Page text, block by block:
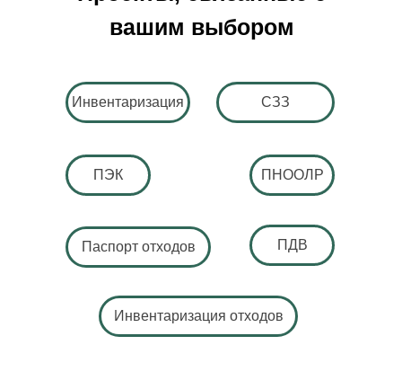
вашим выбором
ПНООЛР
ПДВ
ПЭК
Инвентаризация отходов
Паспорт отходов
СЗЗ
Инвентаризация